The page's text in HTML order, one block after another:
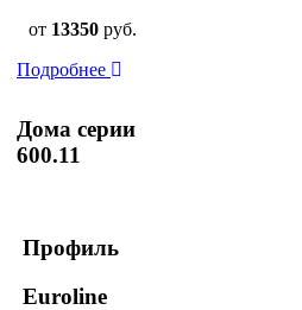
от 13350 руб.
Подробнее
Дома серии
600.11
Профиль
Euroline